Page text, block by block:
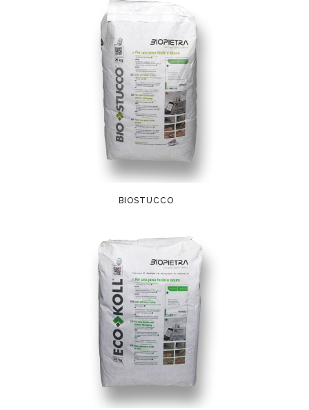
BIOSTUCCO